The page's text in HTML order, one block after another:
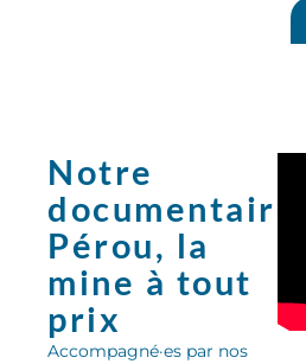
Notre
documentaire:
Pérou, la
mine à tout
prix
Accompagné·es par nos